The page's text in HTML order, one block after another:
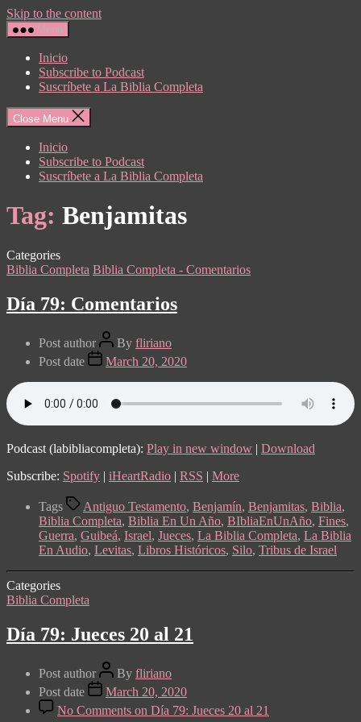
Skip to the content
Menu
Inicio
Subscribe to Podcast
Suscríbete a La Biblia Completa
Close Menu
Inicio
Subscribe to Podcast
Suscríbete a La Biblia Completa
Tag: Benjamitas
Categories
Biblia Completa Biblia Completa - Comentarios
Día 79: Comentarios
Post author By fliriano
Post date
March 20, 2020
Podcast (labibliacompleta): Play in new window | Download
Subscribe: Spotify | iHeartRadio | RSS | More
Tags Antiguo Testamento, Benjamín, Benjamitas, Biblia,
Biblia Completa, Biblia En Un Año, BIbliaEnUnAño, Fines,
Guerra, Guibeá, Israel, Jueces, La Biblia Completa, La Biblia
En Audio, Levitas, Libros Históricos, Silo, Tribus de Israel
Categories
Biblia Completa
Día 79: Jueces 20 al 21
Post author By fliriano
Post date
March 20, 2020
No Comments on Día 79: Jueces 20 al 21